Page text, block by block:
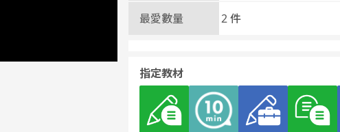
最愛數量 2 件
指定教材